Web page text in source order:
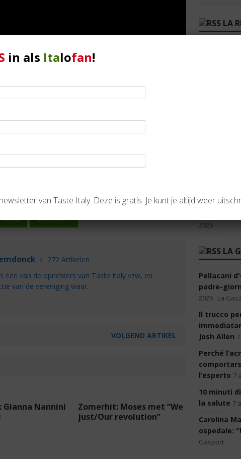
ZOMERHIT
272 Artikelen
één van de oprichters van Taste Italy vzw, en
van de vereniging waar.
VOLGEND ARTIKEL
Nannini
Zomerhit: Moses met “We
just/Our revolution”
LA
Bignami
Meloni in
Renzi e
Lite
Dal caro
Consulta
2026
LA
Pellacani
padre-
2026 La
Il trucco
Josh Allen
Perché
l’esperto 7
10 minuti
la salute 7
Carolina
ospedale:
Gasport
in als Italofan!
van Taste Italy. Deze is gratis. Je kunt je altijd weer